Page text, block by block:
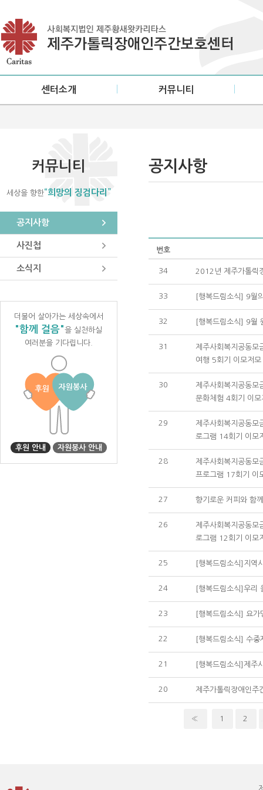
센터소개
이용안내
오시는 길
커뮤니티
커뮤니티
세상을 향한“희망의 징검다리”
공지사항
사진첩
소식지
더불어 살아가는 세상속에서
"함께 걸음"을 실천하실
여러분을 기다립니다.
후원 안내 자원봉사 안내
공지사항
번호
34 2012년 제주가톨릭
33 [행복드림소식] 9월
32 [행복드림소식] 9월
31
제주사회복지공동모
여행 5회기 이모저모
30
제주사회복지공동모
문화체험 4회기 이모
29
제주사회복지공동모
로그램 14회기 이모
28
제주사회복지공동모
프로그램 17회기 이
27 향기로운 커피와 함
26
제주사회복지공동모
로그램 12회기 이모
25 [행복드림소식]지
24 [행복드림소식]우
23 [행복드림소식] 요
22 [행복드림소식] 수
21 [행복드림소식]제주
20 제주가톨릭장애인주
« 1 2